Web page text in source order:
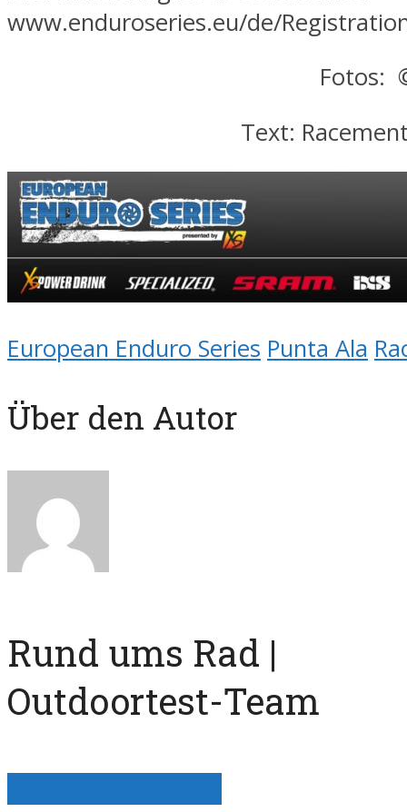
www.enduroseries.eu/de/
Fotos:
Text:
European Enduro Series Punta Ala
Über den Autor
Rund ums Rad |
Outdoortest-Team